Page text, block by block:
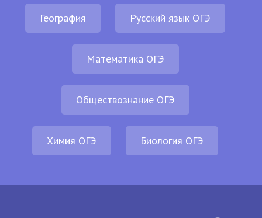
География Русский язык ОГЭ
Математика ОГЭ
Обществознание ОГЭ
Химия ОГЭ Биология ОГЭ